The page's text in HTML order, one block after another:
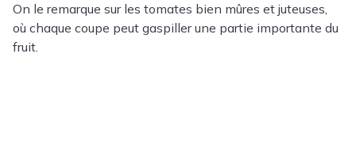
On le remarque sur les tomates bien mûres et juteuses,
où chaque coupe peut gaspiller une partie importante du
fruit.